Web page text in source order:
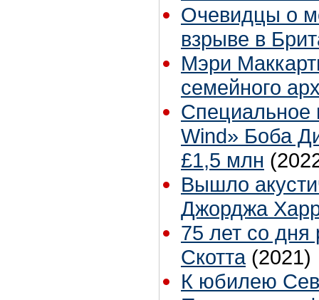
Очевидцы о
взрыве в
Мэри
семейного
Специальное
Wind» Боба
£1,5 млн
Вышло
Джорджа
75 лет со
Скотта (2021)
К юбилею